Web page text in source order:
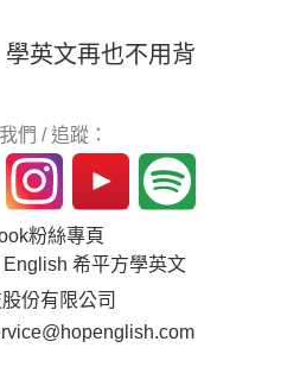
英文再也不用背
們 / 追蹤：
粉絲專頁
English 希平方學英文
份有限公司